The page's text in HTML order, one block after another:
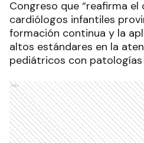
Congreso que “reafirma
cardiólogos infantiles
formación continua y la
altos estándares en la
pediátricos con patologías
Ads